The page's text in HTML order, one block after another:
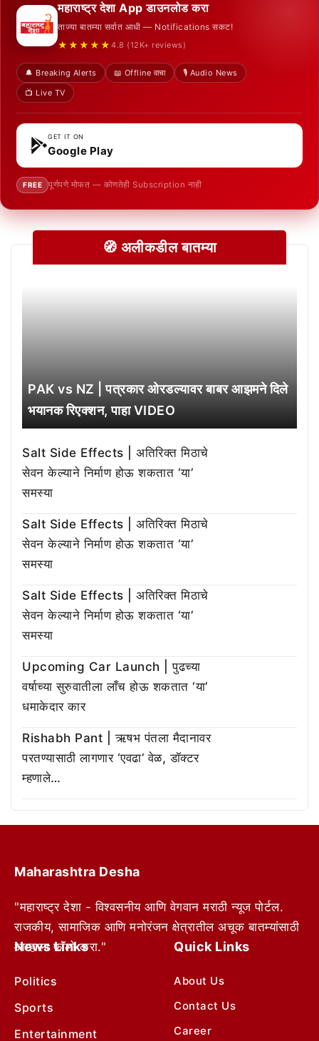
महाराष्ट्र देशा App डाउनलोड करा
ताज्या बातम्या सर्वात आधी — Notifications सकट!
★★★★★ 4.8 (12K+ reviews)
🔔 Breaking Alerts 📖 Offline वाचा
🎙️ Audio News
📺 Live TV
GET IT ON
Google Play
FREE पूर्णपणे मोफत — कोणतेही Subscription नाही
🧭 अलीकडील बातम्या
PAK vs NZ | पत्रकार ओरडल्यावर बाबर आझमने दिले
भयानक रिएक्शन, पाहा VIDEO
Salt Side Effects | अतिरिक्त मिठाचे
सेवन केल्याने निर्माण होऊ शकतात ‘या’
समस्या
Salt Side Effects | अतिरिक्त मिठाचे
सेवन केल्याने निर्माण होऊ शकतात ‘या’
समस्या
Salt Side Effects | अतिरिक्त मिठाचे
सेवन केल्याने निर्माण होऊ शकतात ‘या’
समस्या
Upcoming Car Launch | पुढच्या
वर्षाच्या सुरुवातीला लाँच होऊ शकतात ‘या’
धमाकेदार कार
Rishabh Pant | ऋषभ पंतला मैदानावर
परतण्यासाठी लागणार ‘एवढा’ वेळ, डॉक्टर
म्हणाले…
Maharashtra Desha
"महाराष्ट्र देशा - विश्वसनीय आणि वेगवान मराठी न्यूज पोर्टल.
राजकीय, सामाजिक आणि मनोरंजन क्षेत्रातील अचूक बातम्यांसाठी
आम्हाला फॉलो करा."
News Links
Politics
Sports
Entertainment
Quick Links
About Us
Contact Us
Career